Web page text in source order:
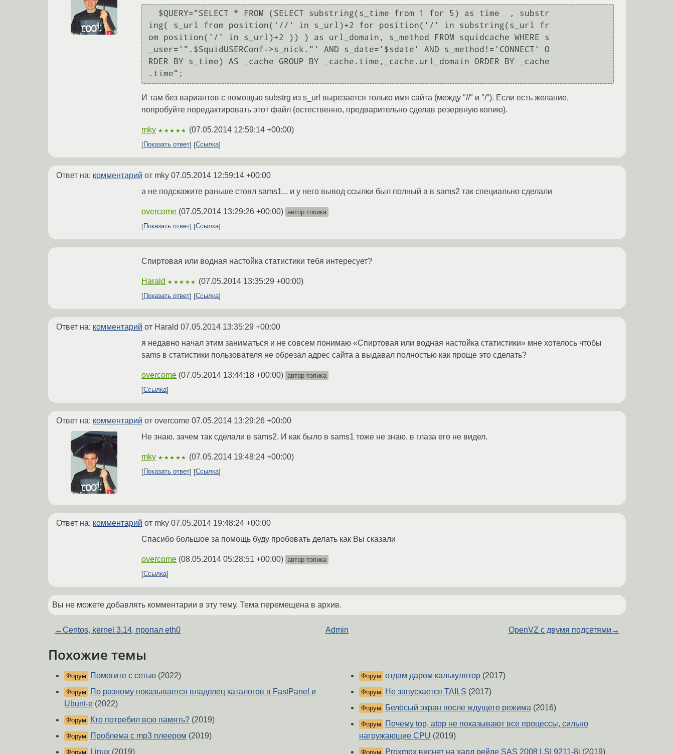
ing( s_url from position('//' in s_url)+2 for position('/' in substring(s_url fr
om position('/' in s_url)+2 )) ) as url_domain, s_method FROM squidcache WHERE s
_user='".$SquidUSERConf->s_nick."' AND s_date='$sdate' AND s_method!='CONNECT' O
RDER BY s_time) AS _cache GROUP BY _cache.time,_cache.url_domain ORDER BY _cache
И там без вариантов с помощью substrg из s_url вырезается только имя сайта (между ″//″ и ″/″). Если есть желание,
попробуйте поредактировать этот файл (естественно, предварительно сделав резервную копию).
mky ★★★★★ (07.05.2014 12:59:14 +00:00)
Показать ответ Ссылка
Ответ на: комментарий от mky 07.05.2014 12:59:14 +00:00
а не подскажите раньше стоял sams1... и у него вывод ссылки был полный а в sams2 так специально сделали
overcome (07.05.2014 13:29:26 +00:00) автор топика
Показать ответ
Ссылка
Спиртовая или водная настойка статистики тебя интересует?
Harald ★★★★★ (07.05.2014 13:35:29 +00:00)
Показать ответ Ссылка
Ответ на: комментарий от Harald 07.05.2014 13:35:29 +00:00
я недавно начал этим заниматься и не совсем понимаю «Спиртовая или водная настойка статистики» мне хотелось чтобы
sams в статистики пользователя не обрезал адрес сайта а выдавал полностью как проще это сделать?
overcome (07.05.2014 13:44:18 +00:00) автор топика
Ссылка
Ответ на: комментарий от overcome 07.05.2014 13:29:26 +00:00
Не знаю, зачем так сделали в sams2. И как было в sams1 тоже не знаю, в глаза его не видел.
mky ★★★★★ (07.05.2014 19:48:24 +00:00)
Показать ответ Ссылка
Ответ на: комментарий от mky 07.05.2014 19:48:24 +00:00
Спасибо большое за помощь буду пробовать делать как Вы сказали
overcome (08.05.2014 05:28:51 +00:00) автор топика
Ссылка
Вы не можете добавлять комментарии в эту тему. Тема перемещена в архив.
←Centos, kernel 3.14, пропал eth0 Admin OpenVZ с двумя подсетями →
Похожие темы
Форум Помогите с сетью (2022)
Форум
По разному показывается владелец каталогов в FastPanel и
Ubunt-е (2022)
Форум Кто потребил всю память? (2019)
Форум Проблема с mp3 плеером (2019)
Форум Linux (2019)
Форум отдам даром калькулятор(2017)
Форум Не запускается TAILS (2017)
Форум Белёсый экран после ждущего режима(2016)
Форум
Почему top, atop не показывают все процессы, сильно
нагружающие CPU (2019)
Форум Proxmox виснет на хард рейде SAS 2008 LSI 9211-8i (2019)